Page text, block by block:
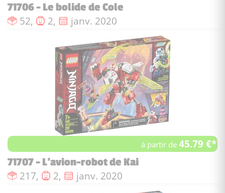
71706 - Le bolide de Cole
Nombre de pièces :
52, Nombre de figurines :
2, Date de sortie :
janv. 2020
à partir de45.79 €*
71707 - L'avion-robot de Kai
Nombre de pièces :
217, Nombre de figurines :
2, Date de sortie :
janv. 2020